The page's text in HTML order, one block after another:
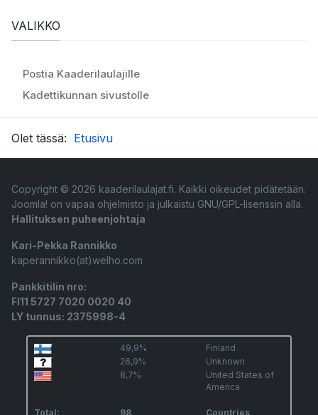
VALIKKO
Postia Kaaderilaulajille
Kadettikunnan sivustolle
Olet tässä: Etusivu
Copyright © 2026 kaaderilaulajat.fi. Kaikki oikeudet pidätetään.
Joomla! on vapaa ohjelmisto ja julkaistu GNU/GPL-lisenssin alla.
Hallituksen puheenjohtaja
Kari-Pekka Rannikko
kaperannikko(at)welho.com
Pankkitilin nro:
FI11 5727 7020 0020 40
LY tunnus: 2375998-4
49,9%
Finland
26,9%
Unknown
8,7%
United States of
America
Total: 98 Countries